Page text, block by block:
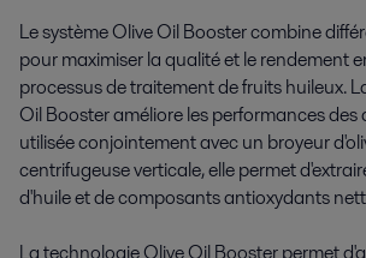
Le système Olive Oil Booster combine
pour maximiser la qualité et le rendement
processus de traitement de fruits huileux.
Oil Boosteraméliore les performances des
utilisée conjointement avec un broyeur
centrifugeuse verticale, elle permet
d'huile et de composants antioxydants
La technologie Olive Oil Booster permet